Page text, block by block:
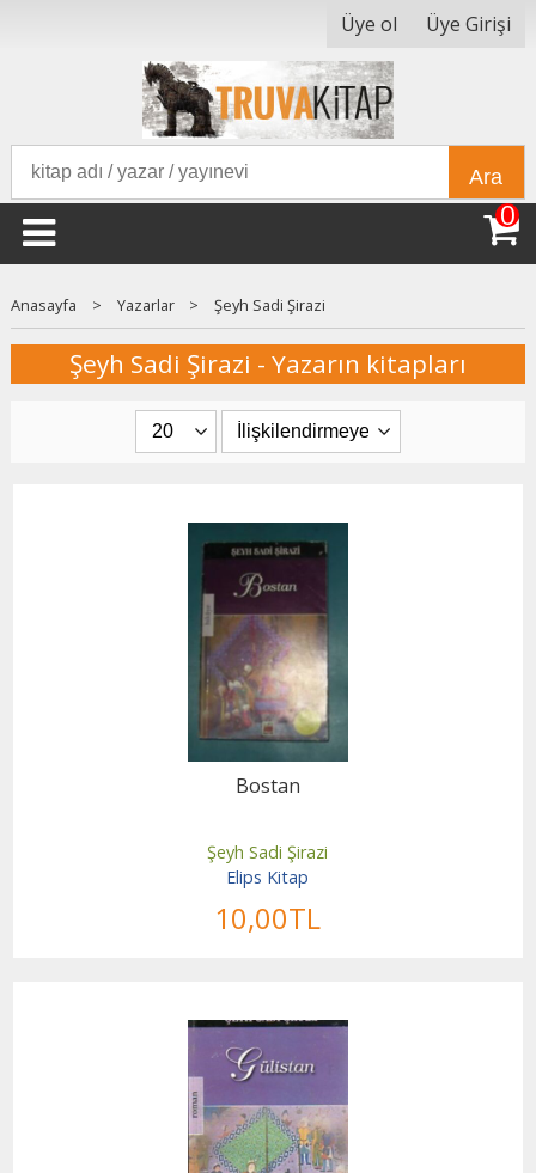
Üye ol Üye Girişi
Ara
0
Anasayfa > Yazarlar > Şeyh Sadi Şirazi
Şeyh Sadi Şirazi - Yazarın kitapları
Bostan
Şeyh Sadi Şirazi
Elips Kitap
10,00TL